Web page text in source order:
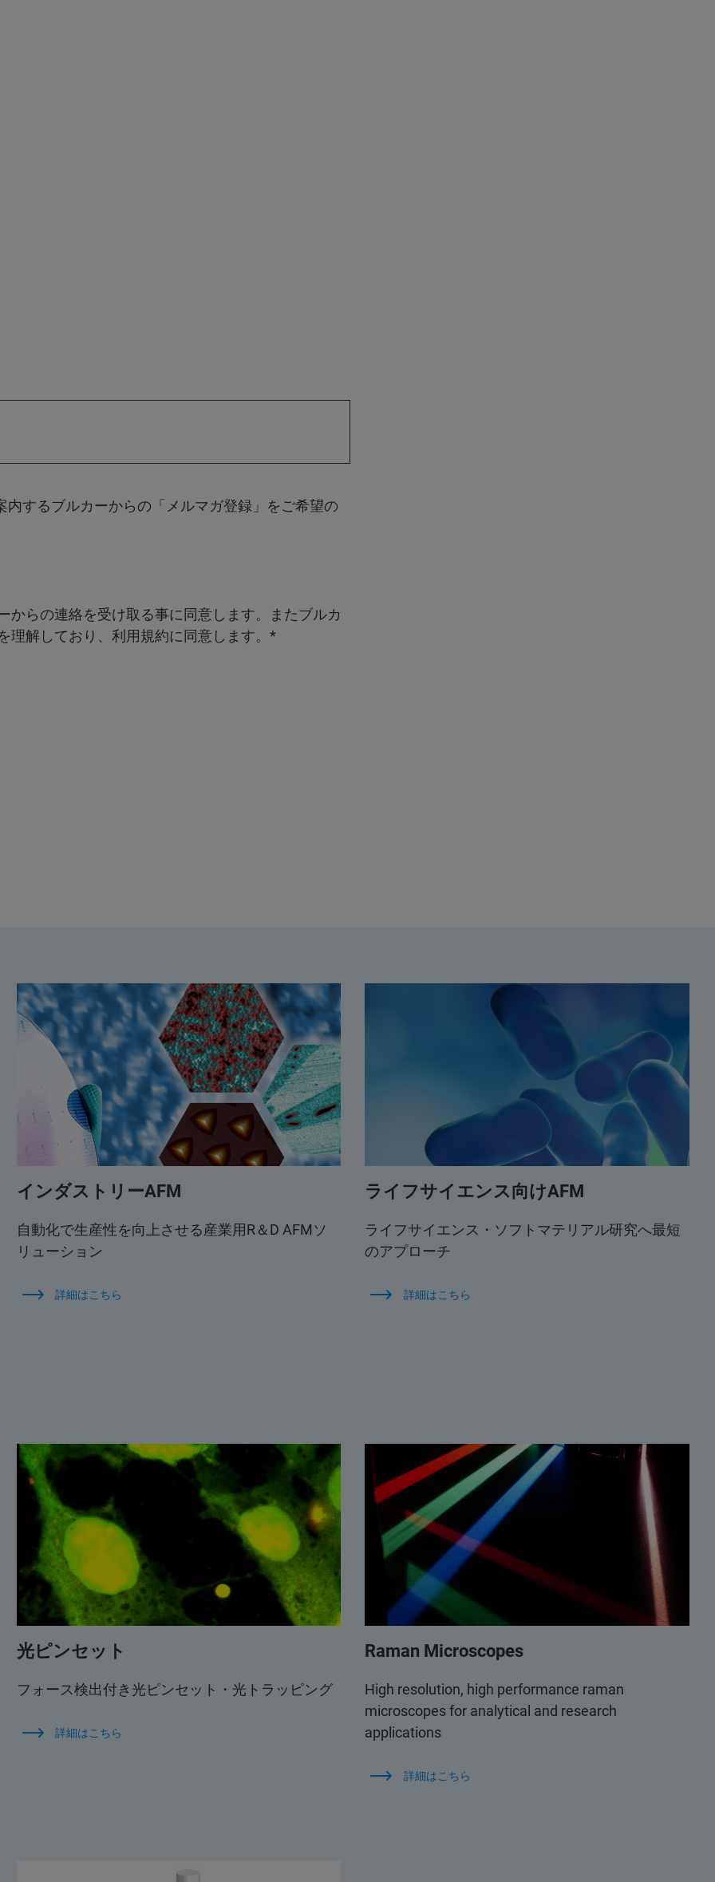
するブルカーからの「メルマガ登録」をご希望の
らの連絡を受け取る事に同意します。またブルカ
解しており、利用規約に同意します。
インダストリーAFM
自動化で生産性を向上させる産業用R＆D AFMソ
リューション
詳細はこちら
ライフサイエンス向けAFM
ライフサイエンス・ソフトマテリアル研究へ最短
のアプローチ
詳細はこちら
光ピンセット
フォース検出付き光ピンセット・光トラッピング
詳細はこちら
Raman Microscopes
High resolution, high performance raman
microscopes for analytical and research
applications
詳細はこちら